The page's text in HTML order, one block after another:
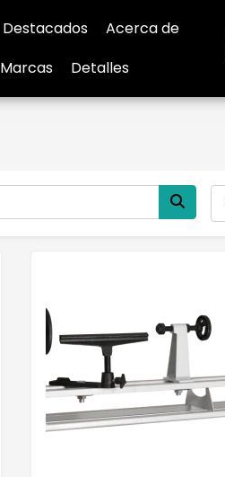
Destacados
Acerca de
Marcas Detalles